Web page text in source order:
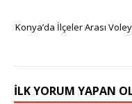
Konya’da İlçeler Arası
İLK YORUM YAPAN